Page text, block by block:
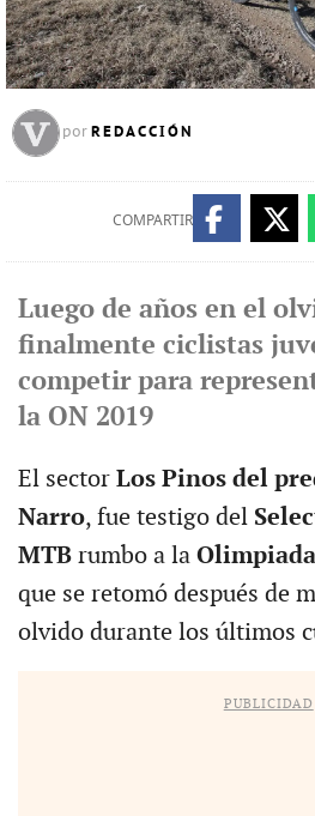
por REDACCIÓN
COMPARTIR
Luego de años en el
finalmente ciclistas
competir para
la ON 2019
El sector Los Pinos del
Narro, fue testigo del
MTBrumbo a la
que se retomó después de
olvido durante los últimos
PUBLICIDAD